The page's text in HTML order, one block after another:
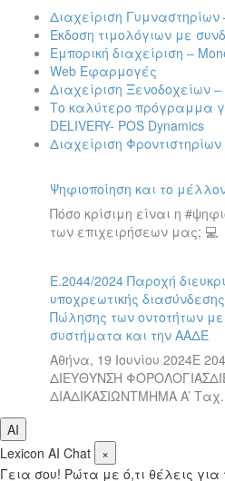
Διαχείριση Γυμναστηρίων
Έκδοση τιμολόγιων με
Εμπορική διαχείριση –
Web Εφαρμογές
Διαχείριση Ξενοδοχείων –
Το καλύτερο πρόγραμμα
DELIVERY- POS Dynamics
Διαχείριση
Ψηφιοποίηση και το
Πόσο κρίσιμη είναι η
των επιχειρήσεων μας; 💻
Ε.2044/2024 Παροχή
υποχρεωτικής
Πώλησης των οντοτήτων
συστήματα και την ΑΑΔΕ
Αθήνα, 19 Ιουνίου 2024Ε
ΔΙΕΥΘΥΝΣΗ
ΔΙΑΔΙΚΑΣΙΩΝΤΜΗΜΑ A’ Ταχ.
AI
Lexicon AI Chat
×
Γεια σου! Ρώτα με ό,τι θέλεις